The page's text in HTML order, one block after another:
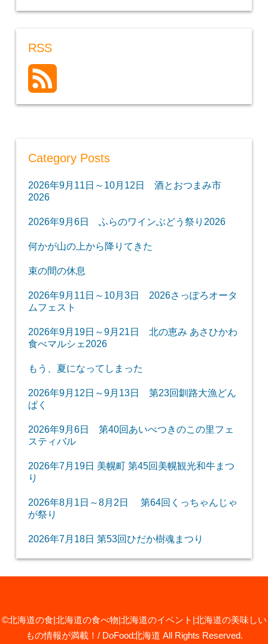
RSS
Category Posts
2026年9月11日～10月12日 酒とおつまみ市
2026
2026年9月6日 ふらのワインぶどう祭り2026
何かが山の上から降りてきた
束の間の休息
2026年9月11日～10月3日 2026さっぽろオータ
ムフェスト
2026年9月19日～9月21日 北の恵み あさひかわ
食べマルシェ2026
もう、夏になってしまった
2026年9月12日～9月13日 第23回釧路大漁どん
ぱく
2026年9月6日 第40回あいべつきのこの里フェ
スティバル
2026年7月19日 美幌町 第45回美幌観光和牛まつ
り
2026年8月1日～8月2日 第64回くっちゃんじゃ
が祭り
2026年7月18日 第53回ひだか樹魂まつり
©北海道の食|北海道の食べ物|北海道のイベント|北海道の美味しい
もの情報が満載！/ DoFood北海道 All Rights Reserved.